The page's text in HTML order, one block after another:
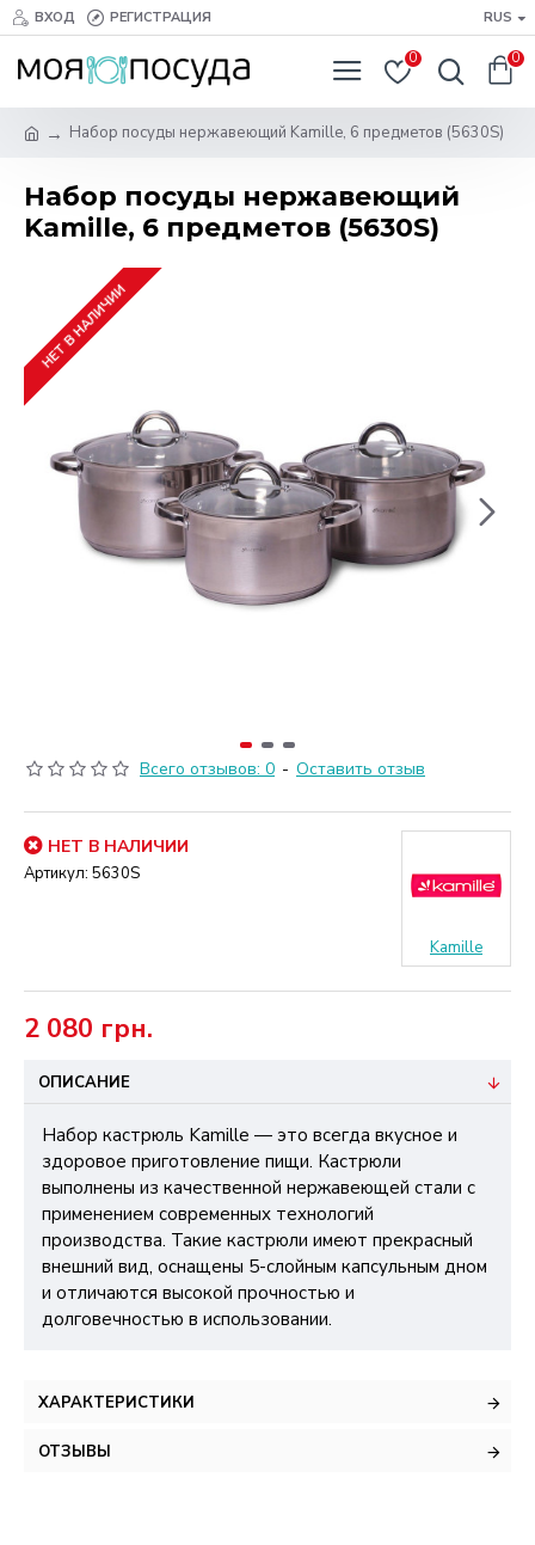
ВХОД РЕГИСТРАЦИЯ RUS
0 0
Набор посуды нержавеющий Kamille, 6 предметов (5630S)
Набор посуды нержавеющий
Kamille, 6 предметов (5630S)
НЕТ В НАЛИЧИИ
Всего отзывов: 0 - Оставить отзыв
2 080 грн.
НЕТ В НАЛИЧИИ
Артикул: 5630S
Kamille
ОПИСАНИЕ
Набор кастрюль Kamille — это всегда вкусное и
здоровое приготовление пищи. Кастрюли
выполнены из качественной нержавеющей стали с
применением современных технологий
производства. Такие кастрюли имеют прекрасный
внешний вид, оснащены 5-слойным капсульным дном
и отличаются высокой прочностью и
долговечностью в использовании.
ХАРАКТЕРИСТИКИ
ОТЗЫВЫ